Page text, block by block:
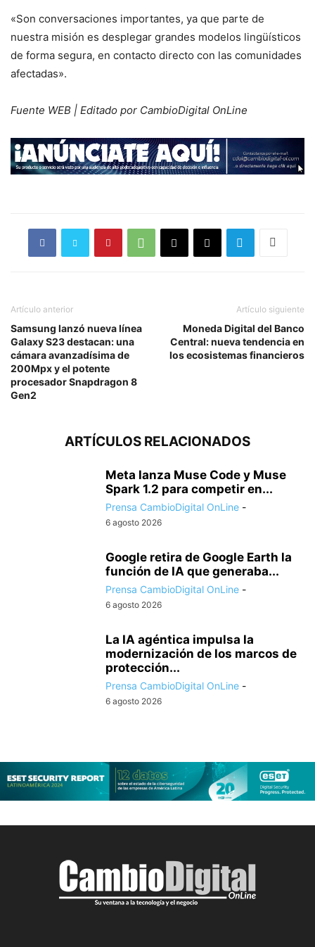
«Son conversaciones importantes, ya que parte de
nuestra misión es desplegar grandes modelos lingüísticos
de forma segura, en contacto directo con las comunidades
afectadas».
Fuente WEB | Editado por CambioDigital OnLine
Artículo anterior
Samsung lanzó nueva línea
Galaxy S23 destacan: una
cámara avanzadísima de
200Mpx y el potente
procesador Snapdragon 8
Gen2
Artículo siguiente
Moneda Digital del Banco
Central: nueva tendencia en
los ecosistemas financieros
ARTÍCULOS RELACIONADOS
Meta lanza Muse Code y Muse
Spark 1.2 para competir en...
Prensa CambioDigital OnLine -
6 agosto 2026
Google retira de Google Earth la
función de IA que generaba...
Prensa CambioDigital OnLine -
6 agosto 2026
La IA agéntica impulsa la
modernización de los marcos de
protección...
Prensa CambioDigital OnLine -
6 agosto 2026